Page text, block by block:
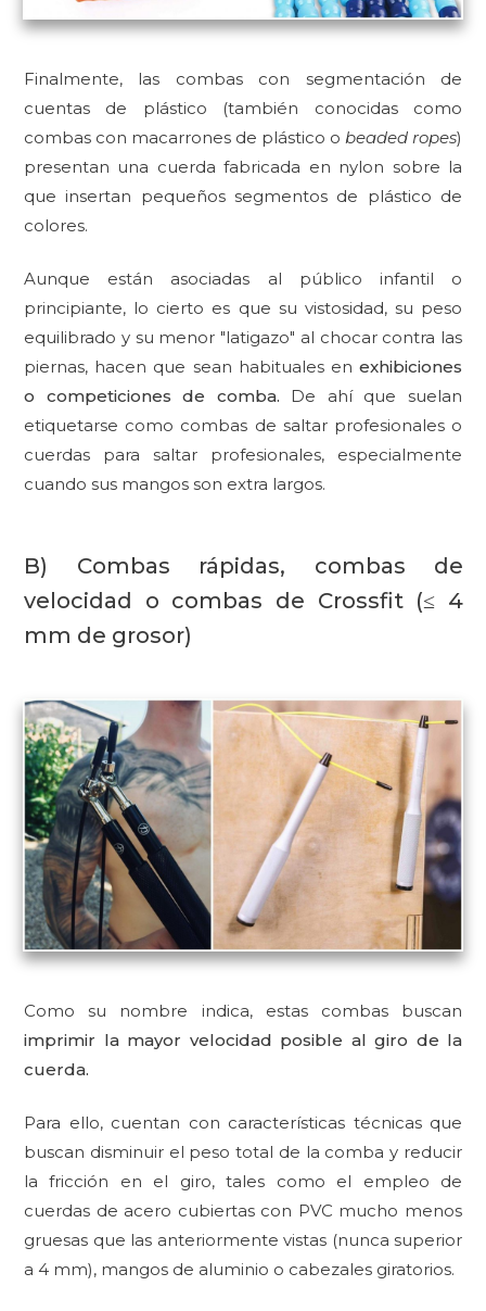
Finalmente, las combas con segmentación de
cuentas de plástico (también conocidas como
combas con macarrones de plástico o beaded ropes)
presentan una cuerda fabricada en nylon sobre la
que insertan pequeños segmentos de plástico de
colores.
Aunque están asociadas al público infantil o
principiante, lo cierto es que su vistosidad, su peso
equilibrado y su menor "latigazo" al chocar contra las
piernas, hacen que sean habituales en exhibiciones
o competiciones de comba. De ahí que suelan
etiquetarse como combas de saltar profesionales o
cuerdas para saltar profesionales, especialmente
cuando sus mangos son extra largos.
B) Combas rápidas, combas de
velocidad o combas de Crossfit (≤ 4
mm de grosor)
Como su nombre indica, estas combas buscan
imprimir la mayor velocidad posible al giro de la
cuerda.
Para ello, cuentan con características técnicas que
buscan disminuir el peso total de la comba y reducir
la fricción en el giro, tales como el empleo de
cuerdas de acero cubiertas con PVC mucho menos
gruesas que las anteriormente vistas (nunca superior
a 4 mm), mangos de aluminio o cabezales giratorios.